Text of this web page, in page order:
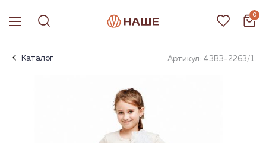
0
Каталог Артикул: 43ВЗ-2263/1.